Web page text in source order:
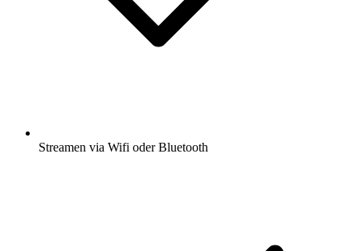
Streamen via Wifi oder Bluetooth